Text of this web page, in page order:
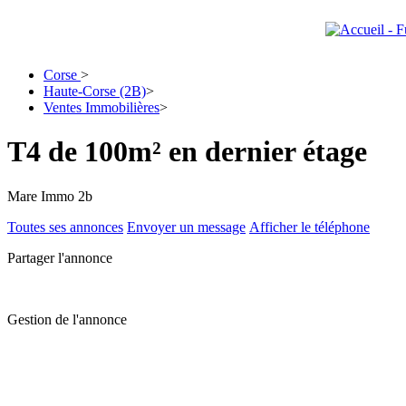
Corse >
Haute-Corse (2B)>
Ventes Immobilières>
T4 de 100m² en dernier étage
Mare Immo 2b
Toutes ses annonces Envoyer un message Afficher le téléphone
Partager l'annonce
Gestion de l'annonce